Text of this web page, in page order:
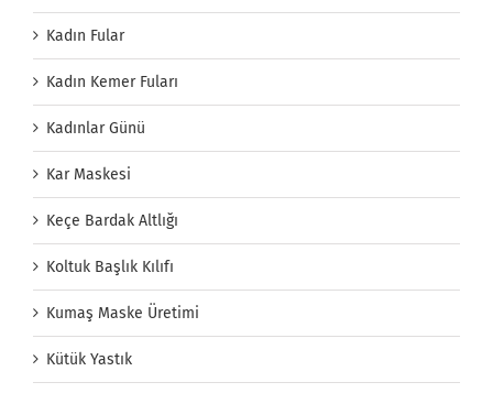
Kadın Fular
Kadın Kemer Fuları
Kadınlar Günü
Kar Maskesi
Keçe Bardak Altlığı
Koltuk Başlık Kılıfı
Kumaş Maske Üretimi
Kütük Yastık